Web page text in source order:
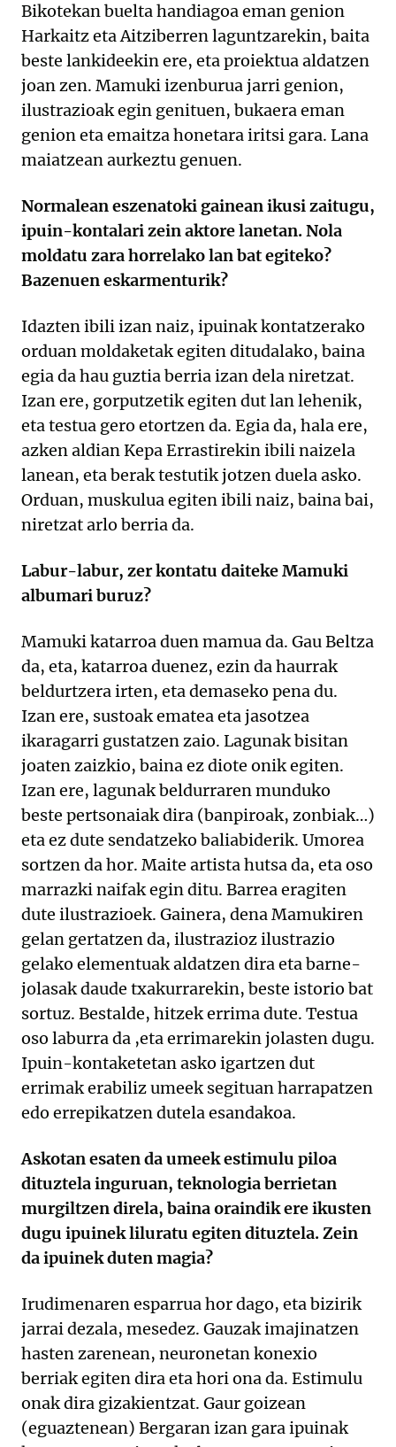
Bikotekan buelta handiagoa eman genion
Harkaitz eta Aitziberren laguntzarekin, baita
beste lankideekin ere, eta proiektua aldatzen
joan zen. Mamuki izenburua jarri genion,
ilustrazioak egin genituen, bukaera eman
genion eta emaitza honetara iritsi gara. Lana
maiatzean aurkeztu genuen.
Normalean eszenatoki gainean ikusi zaitugu,
ipuin-kontalari zein aktore lanetan. Nola
moldatu zara horrelako lan bat egiteko?
Bazenuen eskarmenturik?
Idazten ibili izan naiz, ipuinak kontatzerako
orduan moldaketak egiten ditudalako, baina
egia da hau guztia berria izan dela niretzat.
Izan ere, gorputzetik egiten dut lan lehenik,
eta testua gero etortzen da. Egia da, hala ere,
azken aldian Kepa Errastirekin ibili naizela
lanean, eta berak testutik jotzen duela asko.
Orduan, muskulua egiten ibili naiz, baina bai,
niretzat arlo berria da.
Labur-labur, zer kontatu daiteke Mamuki
albumari buruz?
Mamuki katarroa duen mamua da. Gau Beltza
da, eta, katarroa duenez, ezin da haurrak
beldurtzera irten, eta demaseko pena du.
Izan ere, sustoak ematea eta jasotzea
ikaragarri gustatzen zaio. Lagunak bisitan
joaten zaizkio, baina ez diote onik egiten.
Izan ere, lagunak beldurraren munduko
beste pertsonaiak dira (banpiroak, zonbiak…)
eta ez dute sendatzeko baliabiderik. Umorea
sortzen da hor. Maite artista hutsa da, eta oso
marrazki naifak egin ditu. Barrea eragiten
dute ilustrazioek. Gainera, dena Mamukiren
gelan gertatzen da, ilustrazioz ilustrazio
gelako elementuak aldatzen dira eta barne-
jolasak daude txakurrarekin, beste istorio bat
sortuz. Bestalde, hitzek errima dute. Testua
oso laburra da ,eta errimarekin jolasten dugu.
Ipuin-kontaketetan asko igartzen dut
errimak erabiliz umeek segituan harrapatzen
edo errepikatzen dutela esandakoa.
Askotan esaten da umeek estimulu piloa
dituztela inguruan, teknologia berrietan
murgiltzen direla, baina oraindik ere ikusten
dugu ipuinek liluratu egiten dituztela. Zein
da ipuinek duten magia?
Irudimenaren esparrua hor dago, eta bizirik
jarrai dezala, mesedez. Gauzak imajinatzen
hasten zarenean, neuronetan konexio
berriak egiten dira eta hori ona da. Estimulu
onak dira gizakientzat. Gaur goizean
(eguaztenean) Bergaran izan gara ipuinak